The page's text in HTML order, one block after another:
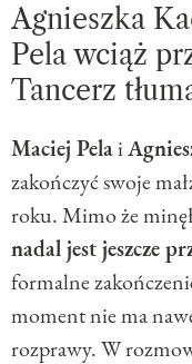
Agnieszka
Pela wciąż
Tancerz
Maciej Pelai
zakończyć swoje
roku. Mimo że
nadal jest jeszcze
formalne
moment nie ma
rozprawy. W